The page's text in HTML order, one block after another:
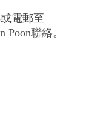
電郵至
Poon聯絡。